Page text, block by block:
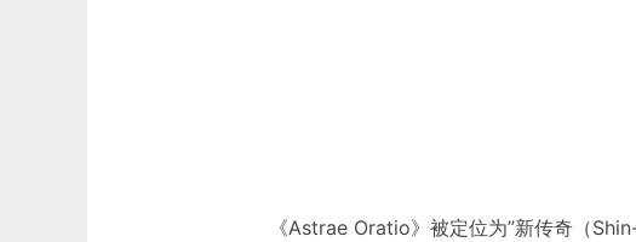
《Astrae Oratio》被定位为”新传奇（